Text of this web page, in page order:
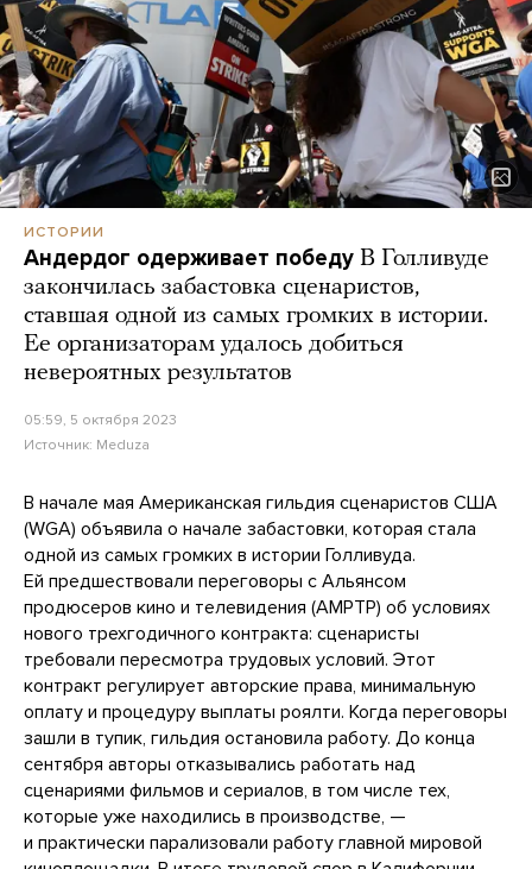
ИСТОРИИ
Андердог одерживает победу В Голливуде
закончилась забастовка сценаристов,
ставшая одной из самых громких в истории.
Ее организаторам удалось добиться
невероятных результатов
05:59, 5 октября 2023
Источник: Meduza
В начале мая Американская гильдия сценаристов США
(WGA) объявила о начале забастовки, которая стала
одной из самых громких в истории Голливуда.
Ей предшествовали переговоры с Альянсом
продюсеров кино и телевидения (AMPTP) об условиях
нового трехгодичного контракта: сценаристы
требовали пересмотра трудовых условий. Этот
контракт регулирует авторские права, минимальную
оплату и процедуру выплаты роялти. Когда переговоры
зашли в тупик, гильдия остановила работу. До конца
сентября авторы отказывались работать над
сценариями фильмов и сериалов, в том числе тех,
которые уже находились в производстве, —
и практически парализовали работу главной мировой